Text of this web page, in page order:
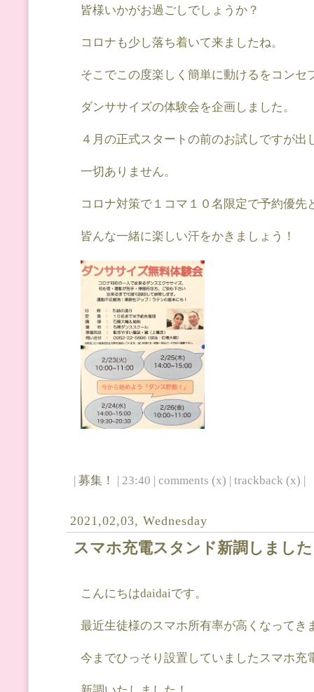
皆様いかがお過ごしでしょうか？
コロナも少し落ち着いて来ましたね。
そこでこの度楽しく簡単に動けるをコンセ
ダンササイズの体験会を企画しました。
４月の正式スタートの前のお試しですが出
一切ありません。
コロナ対策で１コマ１０名限定で予約優先
皆んな一緒に楽しい汗をかきましょう！
| 募集！ | 23:40 | comments (x) | trackback (x) |
2021,02,03, Wednesday
スマホ充電スタンド新調しまし
こんにちはdaidaiです。
最近生徒様のスマホ所有率が高くなってき
今までひっそり設置していましたスマホ充